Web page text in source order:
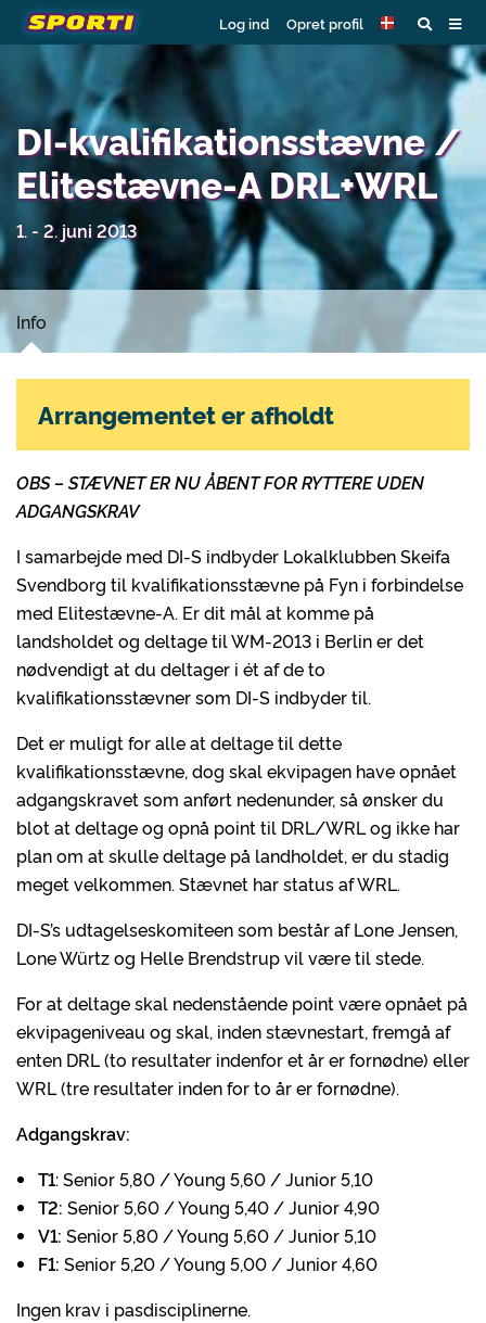
Log ind Opret profil
DI-kvalifikationsstævne /
Elitestævne-A DRL+WRL
1. - 2. juni 2013
Info
OBS – STÆVNET ER NU ÅBENT FOR RYTTERE UDEN
ADGANGSKRAV
I samarbejde med DI-S indbyder Lokalklubben Skeifa
Svendborg til kvalifikationsstævne på Fyn i forbindelse
med Elitestævne-A. Er dit mål at komme på
landsholdet og deltage til WM-2013 i Berlin er det
nødvendigt at du deltager i ét af de to
kvalifikationsstævner som DI-S indbyder til.
Det er muligt for alle at deltage til dette
kvalifikationsstævne, dog skal ekvipagen have opnået
adgangskravet som anført nedenunder, så ønsker du
blot at deltage og opnå point til DRL/WRL og ikke har
plan om at skulle deltage på landholdet, er du stadig
meget velkommen. Stævnet har status af WRL.
DI-S’s udtagelseskomiteen som består af Lone Jensen,
Lone Würtz og Helle Brendstrup vil være til stede.
For at deltage skal nedenstående point være opnået på
ekvipageniveau og skal, inden stævnestart, fremgå af
enten DRL (to resultater indenfor et år er fornødne) eller
WRL (tre resultater inden for to år er fornødne).
Adgangskrav:
T1: Senior 5,80 / Young 5,60 / Junior 5,10
T2: Senior 5,60 / Young 5,40 / Junior 4,90
V1: Senior 5,80 / Young 5,60 / Junior 5,10
F1: Senior 5,20 / Young 5,00 / Junior 4,60
Ingen krav i pasdisciplinerne.
Arrangementet er afholdt